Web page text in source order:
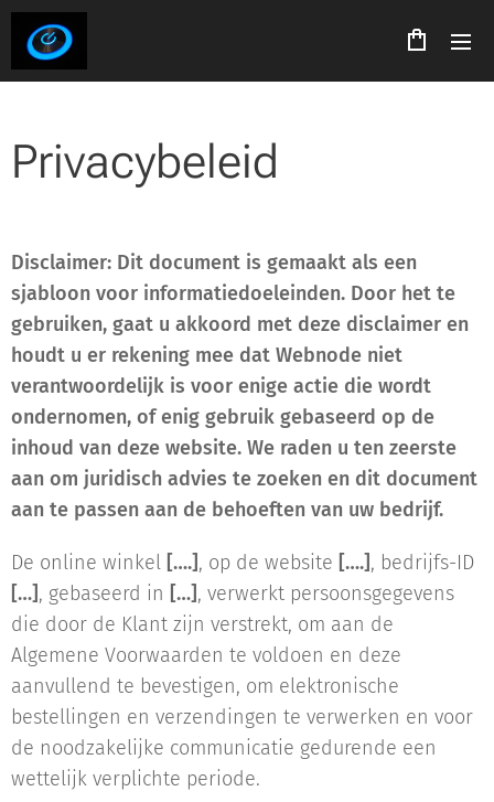
Privacybeleid
Disclaimer: Dit document is gemaakt als een
sjabloon voor informatiedoeleinden. Door het te
gebruiken, gaat u akkoord met deze disclaimer en
houdt u er rekening mee dat Webnode niet
verantwoordelijk is voor enige actie die wordt
ondernomen, of enig gebruik gebaseerd op de
inhoud van deze website. We raden u ten zeerste
aan om juridisch advies te zoeken en dit document
aan te passen aan de behoeften van uw bedrijf.
De online winkel [….], op de website [….], bedrijfs-ID
[…], gebaseerd in […], verwerkt persoonsgegevens
die door de Klant zijn verstrekt, om aan de
Algemene Voorwaarden te voldoen en deze
aanvullend te bevestigen, om elektronische
bestellingen en verzendingen te verwerken en voor
de noodzakelijke communicatie gedurende een
wettelijk verplichte periode.